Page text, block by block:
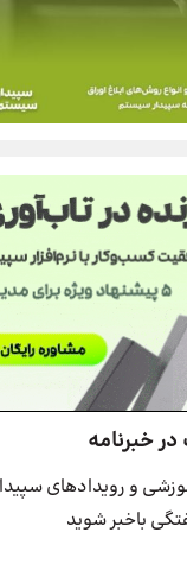
خبرنامه
و رویدادهای
باخبر شوید